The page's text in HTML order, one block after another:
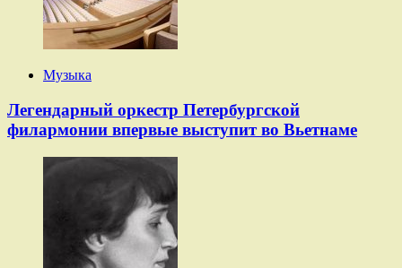
Музыка
Легендарный оркестр Петербургской
филармонии впервые выступит во Вьетнаме